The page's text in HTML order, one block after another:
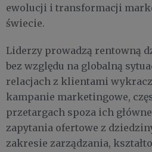
ewolucji i transformacji
świecie.
Liderzy prowadzą rentowną
bez względu na globalną
relacjach z klientami
kampanie marketingowe,
przetargach spoza ich
zapytania ofertowe z
zakresie zarządzania,